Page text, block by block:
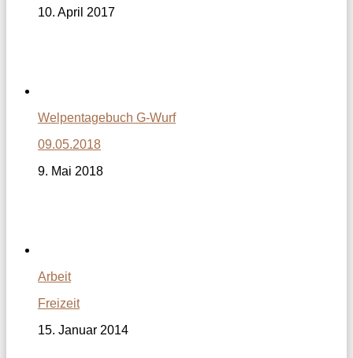
10. April 2017
Welpentagebuch G-Wurf
09.05.2018
9. Mai 2018
Arbeit
Freizeit
15. Januar 2014